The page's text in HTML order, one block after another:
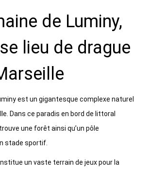
de Luminy,
lieu de drague
est un gigantesque complexe naturel
Dans ce paradis en bord de littoral
une forêt ainsi qu’un pôle
stade sportif.
un vaste terrain de jeux pour la